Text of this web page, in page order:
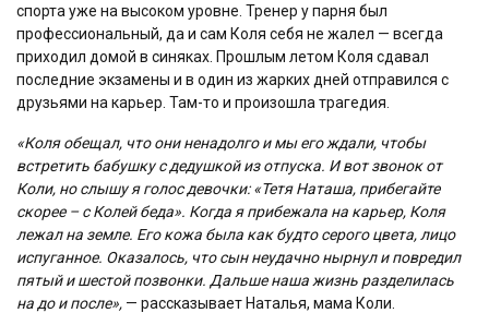
спорта уже на высоком уровне. Тренер у парня был
профессиональный, да и сам Коля себя не жалел — всегда
приходил домой в синяках. Прошлым летом Коля сдавал
последние экзамены и в один из жарких дней отправился с
друзьями на карьер. Там-то и произошла трагедия.
«Коля обещал, что они ненадолго и мы его ждали, чтобы
встретить бабушку с дедушкой из отпуска. И вот звонок от
Коли, но слышу я голос девочки: «Тетя Наташа, прибегайте
скорее – с Колей беда». Когда я прибежала на карьер, Коля
лежал на земле. Его кожа была как будто серого цвета, лицо
испуганное. Оказалось, что сын неудачно нырнул и повредил
пятый и шестой позвонки. Дальше наша жизнь разделилась
на до и после», — рассказывает Наталья, мама Коли.